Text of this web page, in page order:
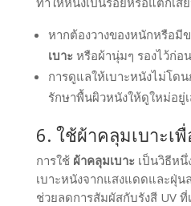
หากต้องวางของหนักหรือมี
เบาะ หรือผ้านุ่มๆ รองไว้ก่อน
การดูแลให้เบาะหนังไม่โด
รักษาพื้นผิวหนังให้ดูใหม่อยู่
6. ใช้ผ้าคลุมเบาะเ
การใช้ ผ้าคลุมเบาะ เป็นวิธีห
เบาะหนังจากแสงแดดและฝุ่น
ช่วยลดการสัมผัสกับรังสี UV ที่